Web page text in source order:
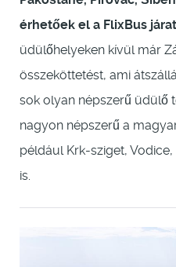
érhetőek el a FlixBus
üdülőhelyeken kívül már
összeköttetést, ami
sok olyan népszerű üdülő
nagyon népszerű a
például Krk-sziget,
is.